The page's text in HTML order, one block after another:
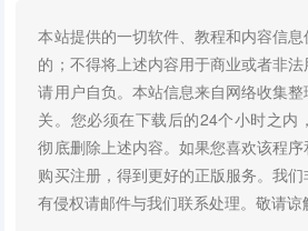
本站提供的一切软件、教程和内容信
的；不得将上述内容用于商业或者非
请用户自负。本站信息来自网络收集
关。您必须在下载后的24个小时之内
彻底删除上述内容。如果您喜欢该程序
购买注册，得到更好的正版服务。我
有侵权请邮件与我们联系处理。敬请谅